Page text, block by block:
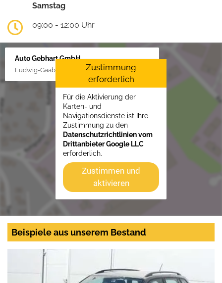
Samstag
09:00 - 12:00 Uhr
Auto Gebhart GmbH
Ludwig-Gaab-Str. 4, 88427 Bad Schussenried
Zustimmung
erforderlich
Für die Aktivierung der
Karten- und
Navigationsdienste ist Ihre
Zustimmung zu den
Datenschutzrichtlinien vom
Drittanbieter Google LLC
erforderlich.
Zustimmen und
aktivieren
Beispiele aus unserem Bestand